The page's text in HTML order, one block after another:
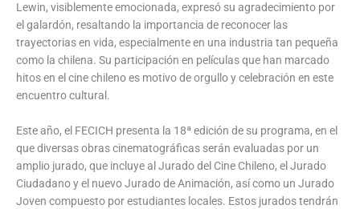
Lewin, visiblemente emocionada, expresó su agradecimiento por
el galardón, resaltando la importancia de reconocer las
trayectorias en vida, especialmente en una industria tan pequeña
como la chilena. Su participación en películas que han marcado
hitos en el cine chileno es motivo de orgullo y celebración en este
encuentro cultural.
Este año, el FECICH presenta la 18ª edición de su programa, en el
que diversas obras cinematográficas serán evaluadas por un
amplio jurado, que incluye al Jurado del Cine Chileno, el Jurado
Ciudadano y el nuevo Jurado de Animación, así como un Jurado
Joven compuesto por estudiantes locales. Estos jurados tendrán